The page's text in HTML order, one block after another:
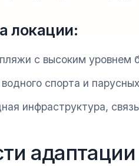
локации:
с высоким уровнем
спорта и парусных
инфраструктура,